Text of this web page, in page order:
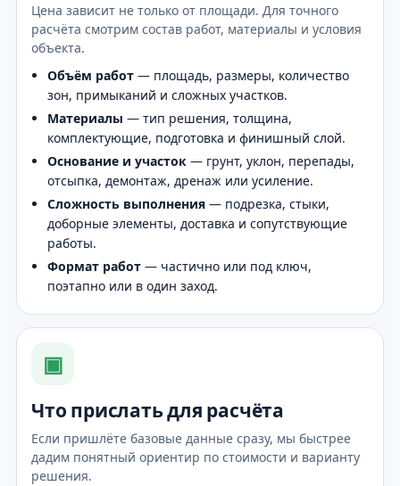
Цена зависит не только от площади. Для точного
расчёта смотрим состав работ, материалы и условия
объекта.
Объём работ — площадь, размеры, количество
зон, примыканий и сложных участков.
Материалы — тип решения, толщина,
комплектующие, подготовка и финишный слой.
Основание и участок — грунт, уклон, перепады,
отсыпка, демонтаж, дренаж или усиление.
Сложность выполнения — подрезка, стыки,
доборные элементы, доставка и сопутствующие
работы.
Формат работ — частично или под ключ,
поэтапно или в один заход.
▣
Что прислать для расчёта
Если пришлёте базовые данные сразу, мы быстрее
дадим понятный ориентир по стоимости и варианту
решения.